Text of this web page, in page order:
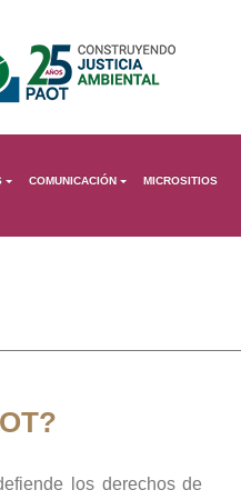
COMUNICACIÓN MICROSITIOS
los derechos de